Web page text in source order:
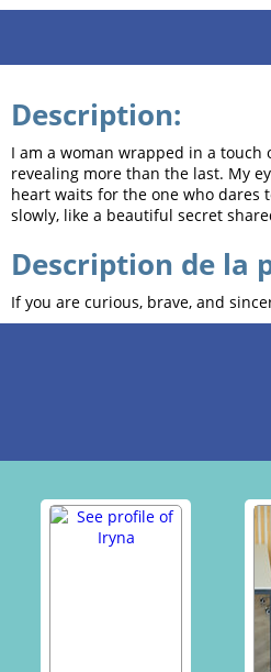
Description:
I am a woman wrapped in a touch
revealing more than the last. My
heart waits for the one who dares
slowly, like a beautiful secret
Description de la
If you are curious, brave, and